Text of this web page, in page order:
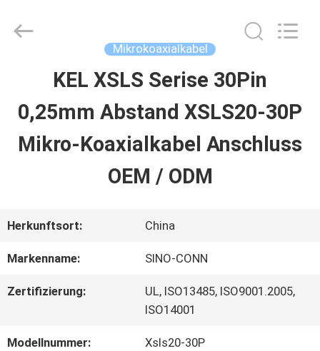
HAUSE
VIDEOS
Technology
Mikrokoaxialkabel
KEL XSLS Serise 30Pin
0,25mm Abstand XSLS20-30P
Mikro-Koaxialkabel Anschluss
OEM / ODM
Herkunftsort: China
Markenname: SINO-CONN
Zertifizierung:
UL, ISO13485, ISO9001.2005,
ISO14001
Modellnummer: Xsls20-30P